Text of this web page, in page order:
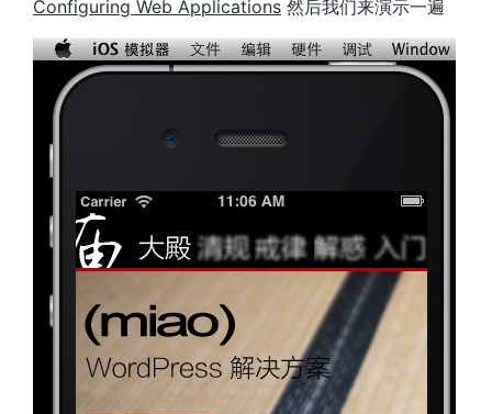
Configuring Web Applications 然后我们来演示一遍